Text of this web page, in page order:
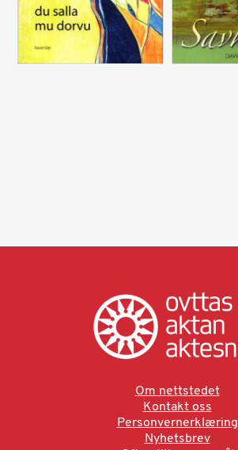
Om nettstedet
Kontakt oss
Personvernerklæring
Nyhetsbrev